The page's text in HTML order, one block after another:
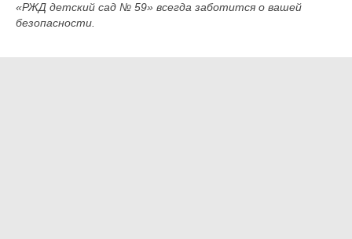
«РЖД детский сад № 59» всегда заботится о вашей
безопасности.